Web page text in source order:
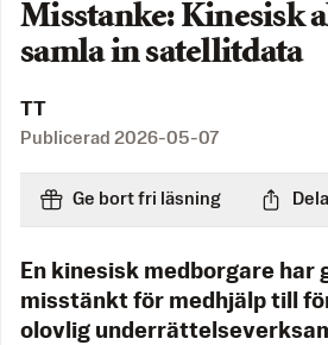
Misstanke: Kinesisk
samla in satellitdata
TT
Publicerad 2026-05-07
Ge bort fri läsning Dela
En kinesisk medborgare har
misstänkt för medhjälp till
olovlig